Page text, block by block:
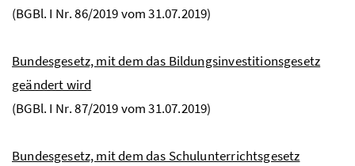
(BGBl. I Nr. 86/2019 vom 31.07.2019)
Bundesgesetz, mit dem das Bildungsinvestitionsgesetz
geändert wird
(BGBl. I Nr. 87/2019 vom 31.07.2019)
Bundesgesetz, mit dem das Schulunterrichtsgesetz